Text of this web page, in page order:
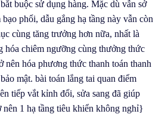
buộc sử dụng hàng. Mặc dù vẫn sở
phổi, dẫu gắng hạ tầng này vẫn còn
cùng tăng trưởng hơn nữa, nhất là
hóa chiêm ngưỡng cùng thưởng thức
hóa phương thức thanh toán thanh
mật. bài toán lắng tai quan điểm
tiếp vắt kỉnh đổi, sửa sang đã giúp
nên 1 hạ tầng tiêu khiển không nghỉ}